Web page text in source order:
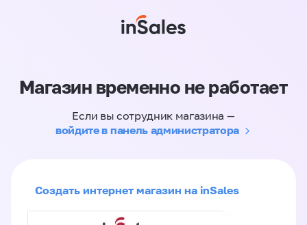
Магазин временно не работает
Если вы сотрудник магазина —
войдите в панель администратора
Создать интернет магазин на inSales